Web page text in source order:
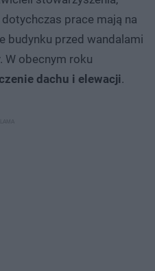
prace mają na
budynku przed wandalami
W obecnym roku
dachu i elewacji.